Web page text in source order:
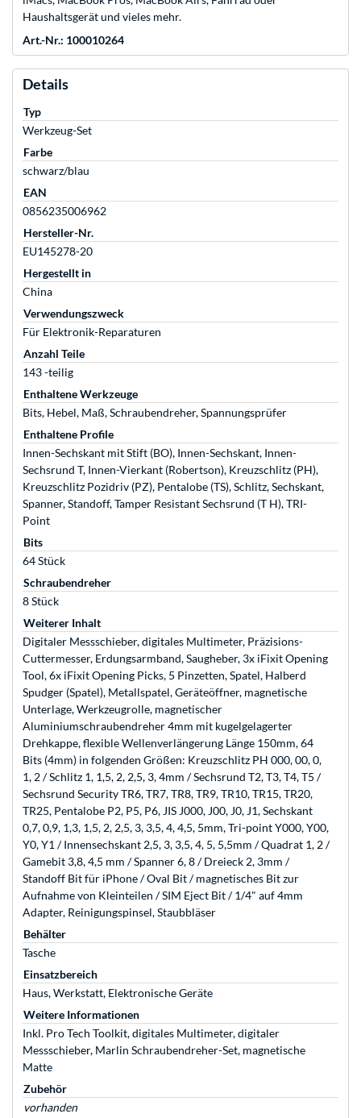
Haushaltsgerät und vieles mehr.
Art.-Nr.: 100010264
Details
Typ
Werkzeug-Set
Farbe
schwarz/blau
EAN
0856235006962
Hersteller-Nr.
EU145278-20
Hergestellt in
China
Verwendungszweck
Für Elektronik-Reparaturen
Anzahl Teile
143 -teilig
Enthaltene Werkzeuge
Bits, Hebel, Maß, Schraubendreher, Spannungsprüfer
Enthaltene Profile
Innen-Sechskant mit Stift (BO), Innen-Sechskant, Innen-
Sechsrund T, Innen-Vierkant (Robertson), Kreuzschlitz (PH),
Kreuzschlitz Pozidriv (PZ), Pentalobe (TS), Schlitz, Sechskant,
Spanner, Standoff, Tamper Resistant Sechsrund (T H), TRI-
Point
Bits
64 Stück
Schraubendreher
8 Stück
Weiterer Inhalt
Digitaler Messschieber, digitales Multimeter, Präzisions-
Cuttermesser, Erdungsarmband, Saugheber, 3x iFixit Opening
Tool, 6x iFixit Opening Picks, 5 Pinzetten, Spatel, Halberd
Spudger (Spatel), Metallspatel, Geräteöffner, magnetische
Unterlage, Werkzeugrolle, magnetischer
Aluminiumschraubendreher 4mm mit kugelgelagerter
Drehkappe, flexible Wellenverlängerung Länge 150mm, 64
Bits (4mm) in folgenden Größen: Kreuzschlitz PH 000, 00, 0,
1, 2 / Schlitz 1, 1,5, 2, 2,5, 3, 4mm / Sechsrund T2, T3, T4, T5 /
Sechsrund Security TR6, TR7, TR8, TR9, TR10, TR15, TR20,
TR25, Pentalobe P2, P5, P6, JIS J000, J00, J0, J1, Sechskant
0,7, 0,9, 1,3, 1,5, 2, 2,5, 3, 3,5, 4, 4,5, 5mm, Tri-point Y000, Y00,
Y0, Y1 / Innensechskant 2,5, 3, 3,5, 4, 5, 5,5mm / Quadrat 1, 2 /
Gamebit 3,8, 4,5 mm / Spanner 6, 8 / Dreieck 2, 3mm /
Standoff Bit für iPhone / Oval Bit / magnetisches Bit zur
Aufnahme von Kleinteilen / SIM Eject Bit / 1/4" auf 4mm
Adapter, Reinigungspinsel, Staubbläser
Behälter
Tasche
Einsatzbereich
Haus, Werkstatt, Elektronische Geräte
Weitere Informationen
Inkl. Pro Tech Toolkit, digitales Multimeter, digitaler
Messschieber, Marlin Schraubendreher-Set, magnetische
Matte
Zubehör
vorhanden